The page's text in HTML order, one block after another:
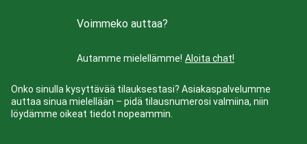
Voimmeko auttaa?
Autamme mielellämme! Aloita chat!
Onko sinulla kysyttävää tilauksestasi? Asiakaspalvelumme
auttaa sinua mielellään – pidä tilausnumerosi valmiina, niin
löydämme oikeat tiedot nopeammin.